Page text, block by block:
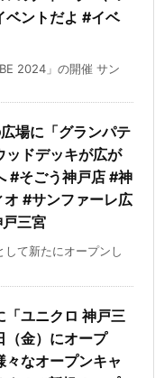
ベントだよ #イベ
2024」の開催 サン
場に「グランパテ
ッドデッキが広が
#そごう神戸店 #神
#サンファーレ広
三宮
して新たにオープンし
「ユニクロ 神戸三
金）にオープ
々なオープンキャ